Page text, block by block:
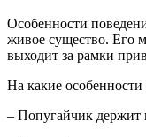
Особенности
живое существо. Его
выходит за рамки
На какие
– Попугайчик держит